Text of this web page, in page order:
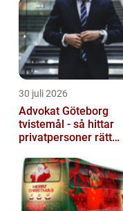
30 juli 2026
Advokat Göteborg
tvistemål - så hittar
privatpersoner rätt